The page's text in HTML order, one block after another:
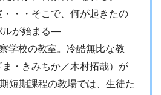
・・そこで、何が起きたの
ルが始まる―
学校の教室。冷酷無比な教
・きみちか／木村拓哉）が
短期課程の教場では、生徒た